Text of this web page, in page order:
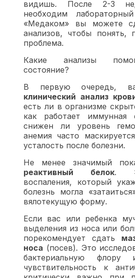
видишь. После 2-3
необходим
«Медаком» вы можете
анализов, чтобы понять,
проблема.
Какие анализы
состояние?
В первую очередь,
клинический анализ
есть ли в организме
как работает
снижен ли уровень
анемия часто
усталость после болезни.
Не менее значимый
реактивный белок.
воспаления, который
болезнь могла
вялотекущую форму.
Если вас или ребенка
выделения из носа или
порекомендует сдать
носа (посев). Это
бактериальную флору
чувствительность к